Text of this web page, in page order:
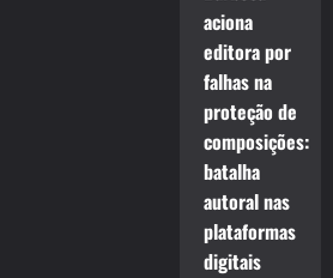
aciona
editora por
falhas na
proteção de
composições:
batalha
autoral nas
plataformas
digitais